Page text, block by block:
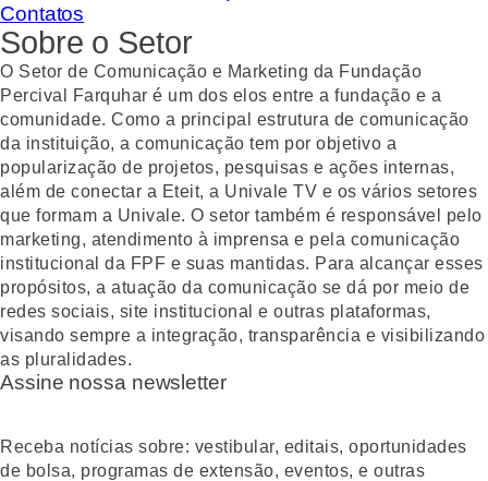
Contatos
Sobre o Setor
O Setor de Comunicação e Marketing da Fundação
Percival Farquhar é um dos elos entre a fundação e a
comunidade. Como a principal estrutura de comunicação
da instituição, a comunicação tem por objetivo a
popularização de projetos, pesquisas e ações internas,
além de conectar a Eteit, a Univale TV e os vários setores
que formam a Univale. O setor também é responsável pelo
marketing, atendimento à imprensa e pela comunicação
institucional da FPF e suas mantidas. Para alcançar esses
propósitos, a atuação da comunicação se dá por meio de
redes sociais, site institucional e outras plataformas,
visando sempre a integração, transparência e visibilizando
as pluralidades.
Assine nossa newsletter
Receba notícias sobre: vestibular, editais, oportunidades
de bolsa, programas de extensão, eventos, e outras